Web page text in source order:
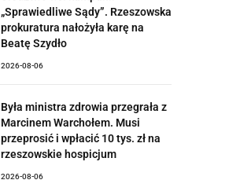
„Sprawiedliwe Sądy”. Rzeszowska
prokuratura nałożyła karę na
Beatę Szydło
2026-08-06
Była ministra zdrowia przegrała z
Marcinem Warchołem. Musi
przeprosić i wpłacić 10 tys. zł na
rzeszowskie hospicjum
2026-08-06